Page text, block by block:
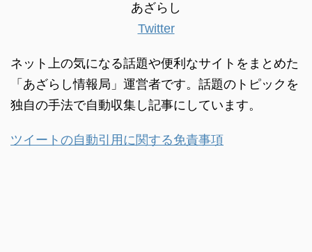
あざらし
Twitter
ネット上の気になる話題や便利なサイトをまとめた
「あざらし情報局」運営者です。話題のトピックを
独自の手法で自動収集し記事にしています。
ツイートの自動引用に関する免責事項